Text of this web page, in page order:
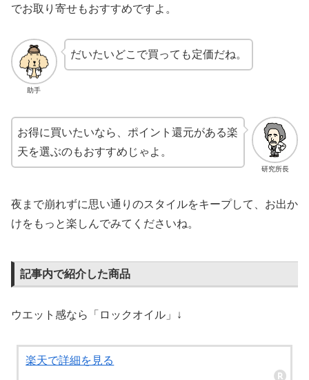
でお取り寄せもおすすめですよ。
助手
だいたいどこで買っても定価だね。
研究所長
お得に買いたいなら、ポイント還元がある楽
天を選ぶのもおすすめじゃよ。
夜まで崩れずに思い通りのスタイルをキープして、お出か
けをもっと楽しんでみてくださいね。
記事内で紹介した商品
ウエット感なら「ロックオイル」↓
楽天で詳細を見る